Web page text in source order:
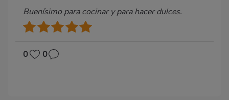
Buenísimo para cocinar y para hacer dulces.
0 0